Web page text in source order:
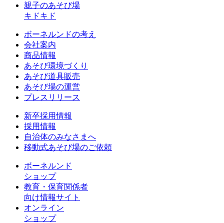
親子のあそび場
キドキド
ボーネルンドの考え
会社案内
商品情報
あそび環境づくり
あそび道具販売
あそび場の運営
プレスリリース
新卒採用情報
採用情報
自治体のみなさまへ
移動式あそび場のご依頼
ボーネルンド
ショップ
教育・保育関係者
向け情報サイト
オンライン
ショップ